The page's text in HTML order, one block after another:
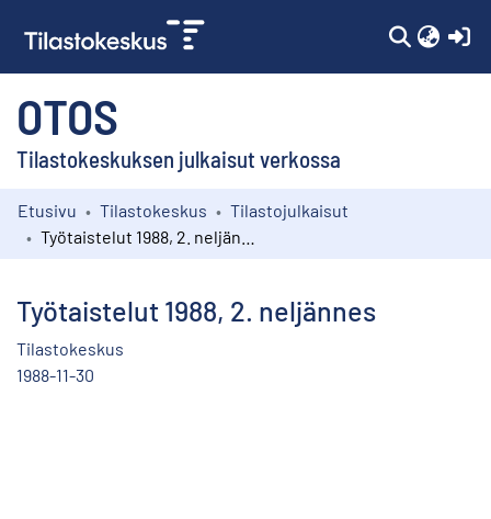
OTOS
Tilastokeskuksen julkaisut verkossa
Kokoelmat
Etusivu Tilastokeskus
Tilastojulkaisut
Työtaistelut 1988, 2. neljännes
Tilastokeskus
1988-11-30